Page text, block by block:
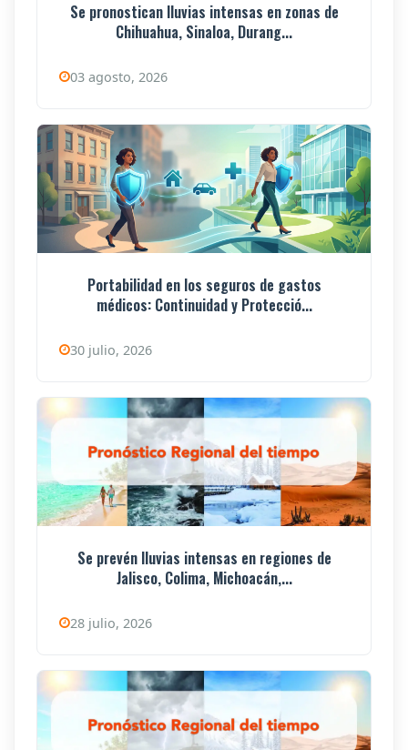
Se pronostican lluvias intensas en zonas de
Chihuahua, Sinaloa, Durang...
03 agosto, 2026
Portabilidad en los seguros de gastos
médicos: Continuidad y Protecció...
30 julio, 2026
Se prevén lluvias intensas en regiones de
Jalisco, Colima, Michoacán,...
28 julio, 2026